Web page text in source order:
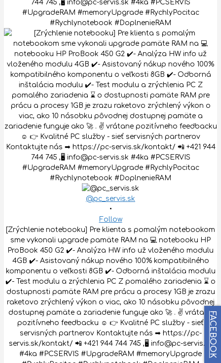
@pc_servis.sk
•
Follow
[Zrýchlenie notebooku] Pre klienta s pomalým notebookom
sme vykonali upgrade pamäte RAM na 💻 notebooku HP
ProBook 450 G2 ✔️- Analýza HW info už vloženého modulu
4GB ✔️- Asistovaný nákup nového 100% kompatibilného
komponentu o veľkosti 8GB ✔️- Odborná inštalácia modulu
✔️- Test modulu a zrýchlenia PC Z pomalého zariadenia ⌛ o
dostupnosti pamäte RAM pre prácu a procesy 1GB je zrazu
raketovo zrýchlený výkon o viac, ako 10 násobku pôvodnej
dostupnej pamäte a zariadenie funguje ako 🚀 . ✌️ vrátane
pozitívneho feedbacku ☺️ 👉 Kvalitné PC služby - sieť
servisných partnerov Kontaktujte nás ➡ https://pc-
servis.sk/kontakt/ 📲 +421 944 744 745 ,🖥 info@pc-servis.sk
#4ka #PCSERVIS #UpgradeRAM #memoryUpgrade
FACEBOOK